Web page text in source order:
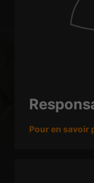
Pour en savoir